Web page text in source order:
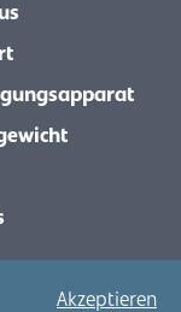
Akzeptieren